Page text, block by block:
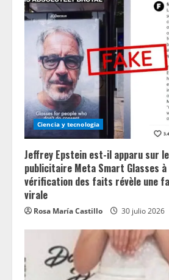
Ciencia y tecnologia
Jeffrey Epstein est-il apparu sur
publicitaire Meta Smart Glasses à
vérification des faits révèle une
virale
Rosa María Castillo 30 julio 2026